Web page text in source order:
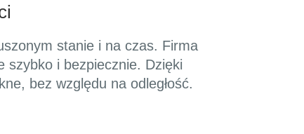
stanie i na czas. Firma
szybko i bezpiecznie. Dzięki
bez względu na odległość.